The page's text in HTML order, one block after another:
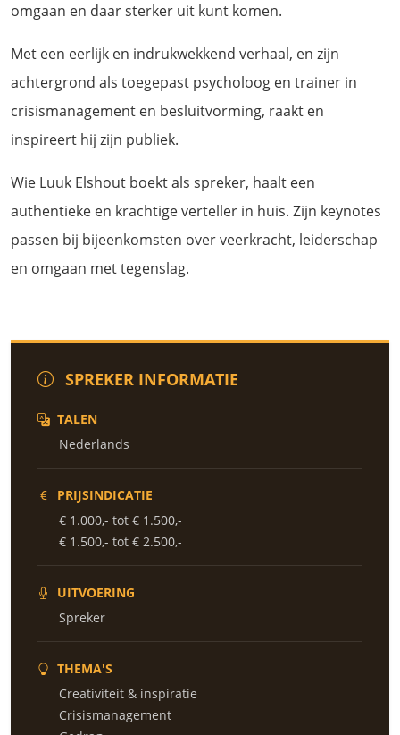
omgaan en daar sterker uit kunt komen.
Met een eerlijk en indrukwekkend verhaal, en zijn
achtergrond als toegepast psycholoog en trainer in
crisismanagement en besluitvorming, raakt en
inspireert hij zijn publiek.
Wie Luuk Elshout boekt als spreker, haalt een
authentieke en krachtige verteller in huis. Zijn keynotes
passen bij bijeenkomsten over veerkracht, leiderschap
en omgaan met tegenslag.
SPREKER INFORMATIE
TALEN
Nederlands
PRIJSINDICATIE
€ 1.000,- tot € 1.500,-
€ 1.500,- tot € 2.500,-
UITVOERING
Spreker
THEMA'S
Creativiteit & inspiratie
Crisismanagement